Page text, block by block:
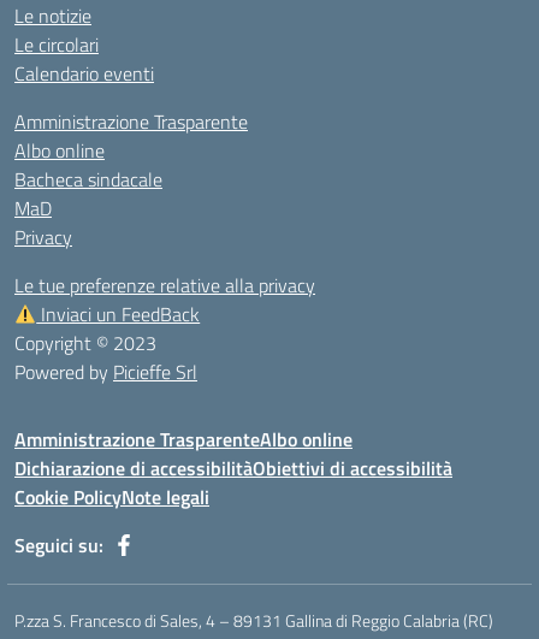
Le notizie
Le circolari
Calendario eventi
Amministrazione Trasparente
Albo online
Bacheca sindacale
MaD
Privacy
Le tue preferenze relative alla privacy
Inviaci un FeedBack
Copyright © 2023
Powered by Picieffe Srl
Amministrazione TrasparenteAlbo online
Dichiarazione di accessibilitàObiettivi di accessibilità
Cookie PolicyNote legali
Seguici su:
P.zza S. Francesco di Sales, 4 – 89131 Gallina di Reggio Calabria (RC)